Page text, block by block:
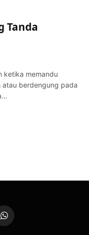
Tanda
ketika memandu
berdengung pada
WhatsApp